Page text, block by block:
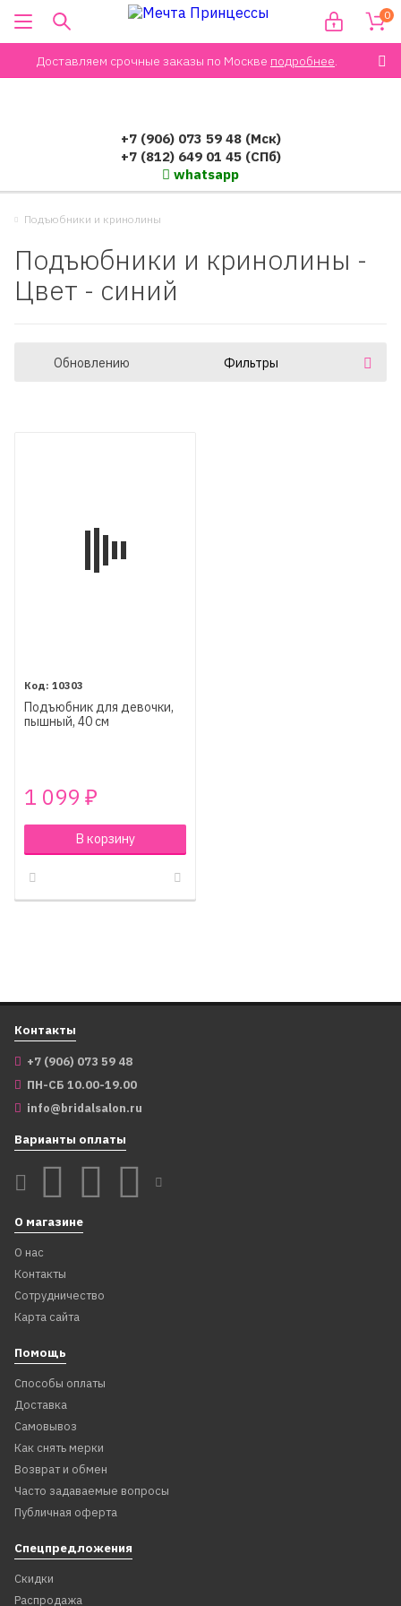
Доставляем срочные заказы по Москве подробнее.
0
+7 (906) 073 59 48 (Мск)
+7 (812) 649 01 45 (СПб)
whatsapp
Подъюбники и кринолины
Подъюбники и кринолины -
Цвет - синий
Обновлению Фильтры
10303
Подъюбник для девочки,
пышный, 40 см
1 099 ₽
В корзину
Контакты
+7 (906) 073 59 48
ПН-СБ 10.00-19.00
info@bridalsalon.ru
Варианты оплаты
О магазине
О нас
Контакты
Сотрудничество
Карта сайта
Помощь
Способы оплаты
Доставка
Самовывоз
Как снять мерки
Возврат и обмен
Часто задаваемые вопросы
Публичная оферта
Спецпредложения
Скидки
Распродажа